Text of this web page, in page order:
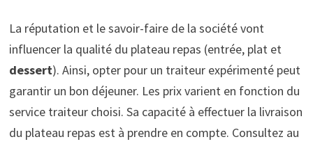
La réputation et le savoir-faire de la société vont
influencer la qualité du plateau repas (entrée, plat et
dessert). Ainsi, opter pour un traiteur expérimenté peut
garantir un bon déjeuner. Les prix varient en fonction du
service traiteur choisi. Sa capacité à effectuer la livraison
du plateau repas est à prendre en compte. Consultez au